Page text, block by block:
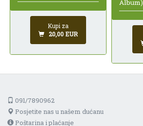
Kupi za
20,00 EUR
Album)
091/7890962
Posjetite nas u našem dućanu
Poštarina i plaćanje